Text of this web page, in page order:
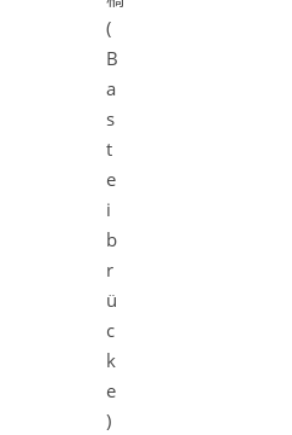
(
B
a
s
t
e
i
b
r
ü
c
k
e
)